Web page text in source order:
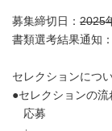
募集締切日： 2025
書類選考結果通知
セレクションにつ
●セレクションの流
応募